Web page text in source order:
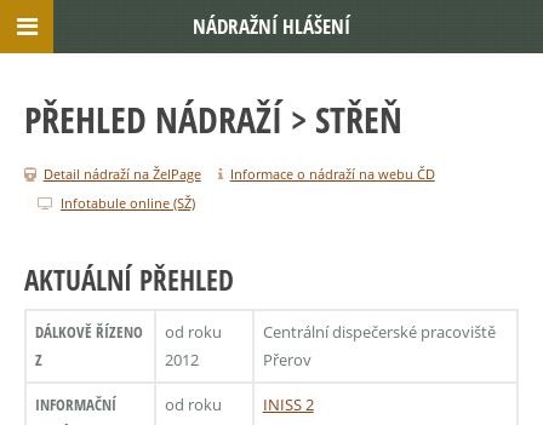
PŘEHLED NÁDRAŽÍ > STŘEŇ
Detail nádraží na ŽelPage
Informace o nádraží na webu ČD
Infotabule online (SŽ)
AKTUÁLNÍ PŘEHLED
DÁLKOVĚ ŘÍZENO
Z
od roku
2012
Centrální dispečerské pracoviště
Přerov
INFORMAČNÍ
od roku
INISS 2
NÁDRAŽNÍ HLÁŠENÍ